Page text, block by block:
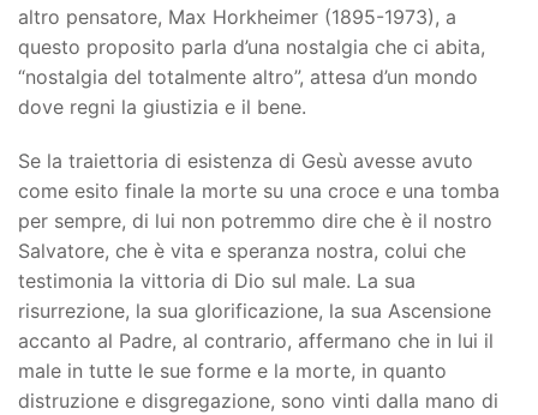
altro pensatore, Max Horkheimer (1895-1973), a
questo proposito parla d’una nostalgia che ci abita,
“nostalgia del totalmente altro”, attesa d’un mondo
dove regni la giustizia e il bene.
Se la traiettoria di esistenza di Gesù avesse avuto
come esito finale la morte su una croce e una tomba
per sempre, di lui non potremmo dire che è il nostro
Salvatore, che è vita e speranza nostra, colui che
testimonia la vittoria di Dio sul male. La sua
risurrezione, la sua glorificazione, la sua Ascensione
accanto al Padre, al contrario, affermano che in lui il
male in tutte le sue forme e la morte, in quanto
distruzione e disgregazione, sono vinti dalla mano di